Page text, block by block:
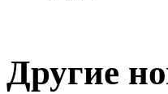
Другие